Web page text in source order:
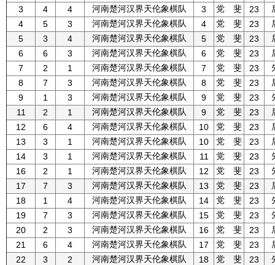
3
4 4 河南楚河汉界天伦象棋队 3 党 斐 23
4
5 3 河南楚河汉界天伦象棋队 4 党 斐 23
5
3 4 河南楚河汉界天伦象棋队 5 党 斐 23
6
6 3 河南楚河汉界天伦象棋队 6 党 斐 23
7
2 1 河南楚河汉界天伦象棋队 7 党 斐 23
8
7 3 河南楚河汉界天伦象棋队 8 党 斐 23
9
1 3 河南楚河汉界天伦象棋队 9 党 斐 23
11
2 1 河南楚河汉界天伦象棋队 9 党 斐 23
12
6 4 河南楚河汉界天伦象棋队 10 党 斐 23
13
3 1 河南楚河汉界天伦象棋队 10 党 斐 23
14
3 1 河南楚河汉界天伦象棋队 11 党 斐 23
16
2 1 河南楚河汉界天伦象棋队 12 党 斐 23
17
7 3 河南楚河汉界天伦象棋队 13 党 斐 23
18
1 4 河南楚河汉界天伦象棋队 14 党 斐 23
19
7 3 河南楚河汉界天伦象棋队 15 党 斐 23
20
2 3 河南楚河汉界天伦象棋队 16 党 斐 23
21
6 4 河南楚河汉界天伦象棋队 17 党 斐 23
22
3 2 河南楚河汉界天伦象棋队 18 党 斐 23